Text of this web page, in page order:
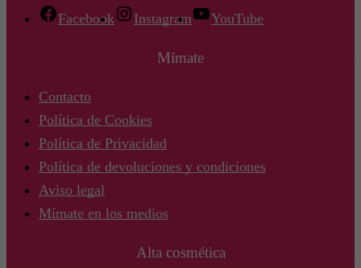
Facebook Instagram YouTube
Mímate
Contacto
Política de Cookies
Política de Privacidad
Política de devoluciones y condiciones
Aviso legal
Mímate en los medios
Alta cosmética